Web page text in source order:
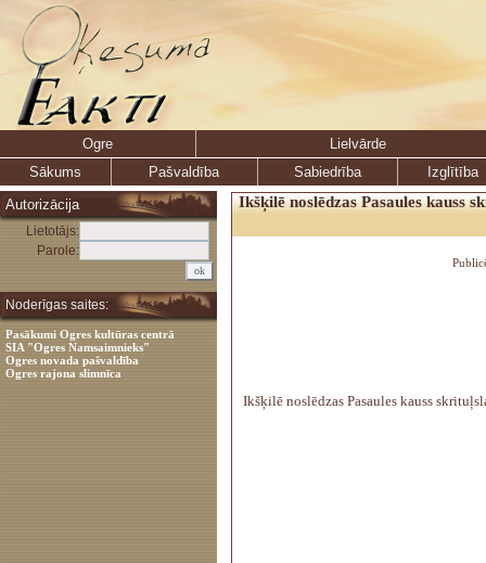
Ogre
Lielvārde
Sākums
Pašvaldība Sabiedrība
Izglītība
Autorizācija
Lietotājs:
Parole:
Noderīgas saites:
Pasākumi Ogres kultūras centrā
SIA "Ogres Namsaimnieks"
Ogres novada pašvaldība
Ogres rajona slimnīca
Ikšķilē noslēdzas Pasaules kauss
Ikšķilē noslēdzas Pasaules kauss